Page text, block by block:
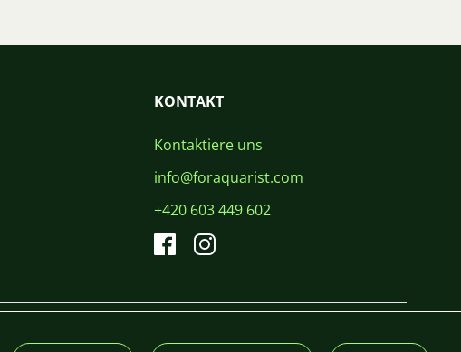
KONTAKT
Kontaktiere uns
info@foraquarist.com
+420 603 449 602
CS EN PL DE © 2026 For Aquarist